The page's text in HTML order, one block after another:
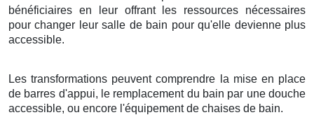
bénéficiaires en leur offrant les ressources nécessaires
pour changer leur salle de bain pour qu'elle devienne plus
accessible.
Les transformations peuvent comprendre la mise en place
de barres d'appui, le remplacement du bain par une douche
accessible, ou encore l'équipement de chaises de bain.